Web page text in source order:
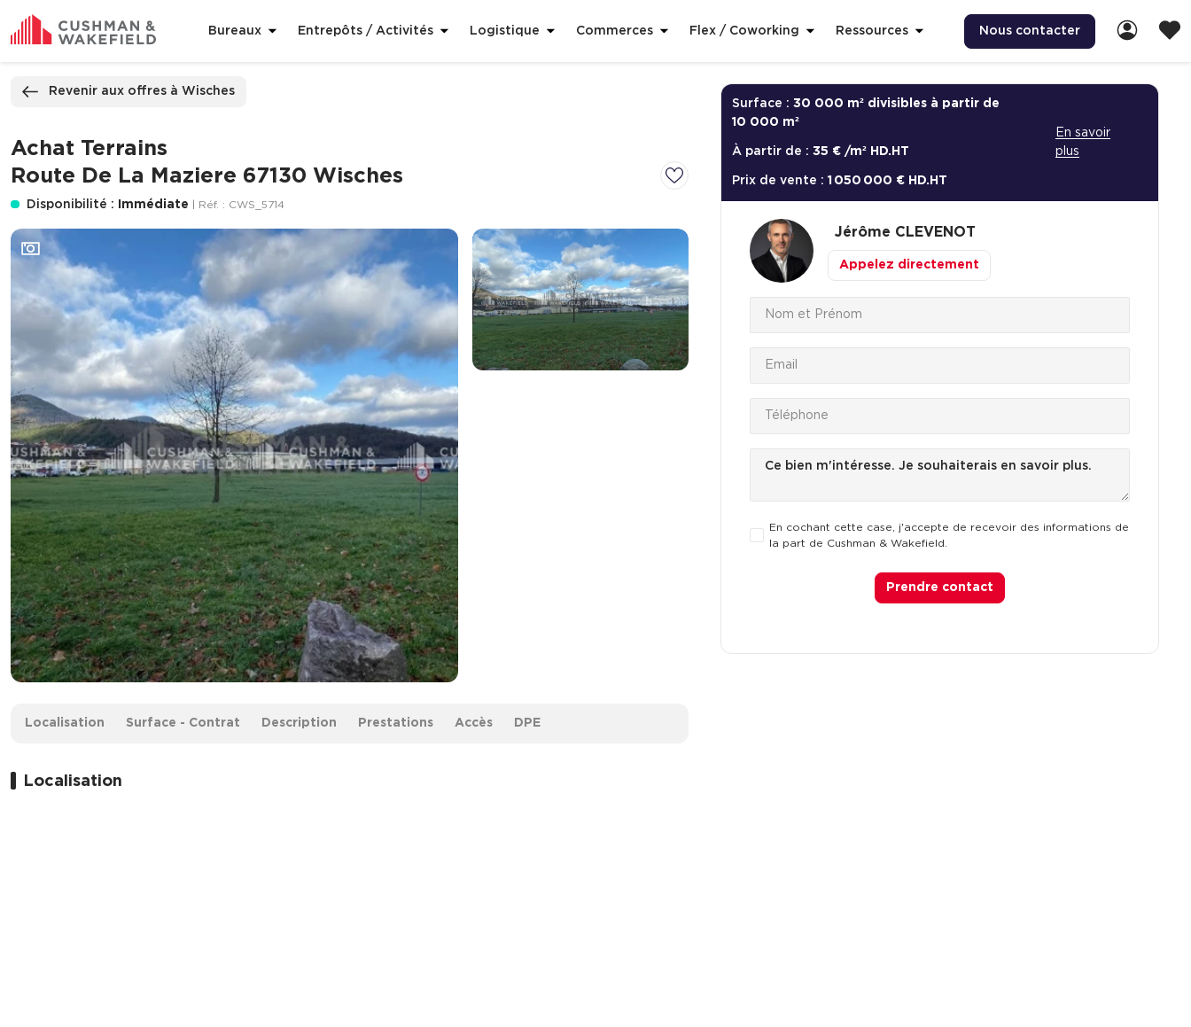
Bureaux Entrepôts / Activités Logistique Commerces Flex / Coworking Ressources Nous contacter
Revenir aux offres à Wisches
Achat Terrains
Route De La Maziere 67130 Wisches
Disponibilité : Immédiate | Réf. : CWS_5714
Prix de vente :
Localisation Surface - Contrat Description Prestations Accès DPE
Localisation
Surface : 30 000 m² divisibles à partir de
10 000 m²
À partir de : 35 € /m² HD.HT
Prix de vente : 1 050 000 € HD.HT
En savoir
plus
Jérôme CLEVENOT
Appelez directement
En cochant cette case, j'accepte de recevoir des informations de
la part de Cushman & Wakefield.
Prendre contact